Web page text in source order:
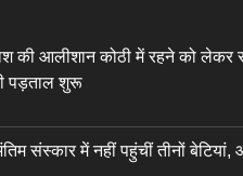
की आलीशान कोठी में रहने को लेकर
पड़ताल शुरू
संस्कार में नहीं पहुंचीं तीनों